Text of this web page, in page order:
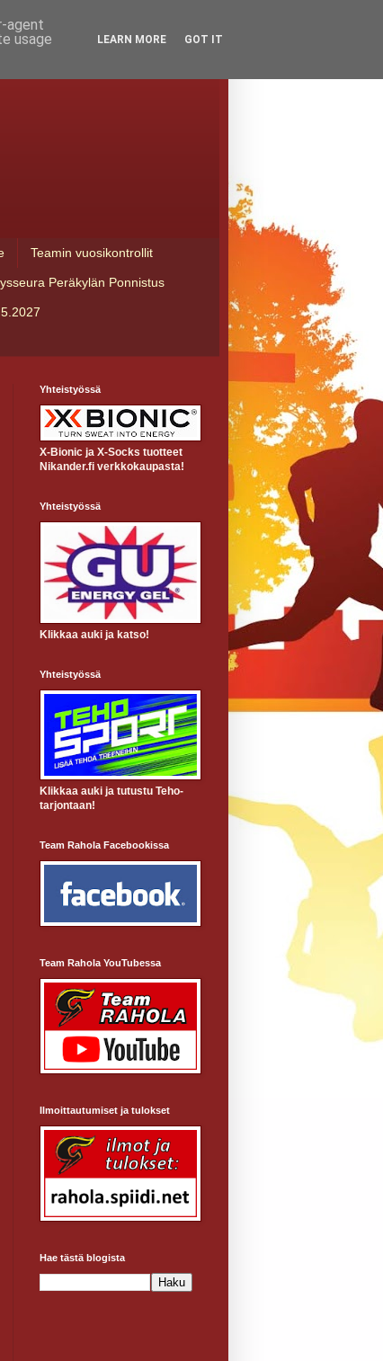
Teamin vuosikontrollit
Peräkylän Ponnistus
Yhteistyössä
X-Bionic ja X-Socks tuotteet
Nikander.fi verkkokaupasta!
Yhteistyössä
Klikkaa auki ja katso!
Yhteistyössä
Klikkaa auki ja tutustu Teho-
tarjontaan!
Team Rahola Facebookissa
Team Rahola YouTubessa
Ilmoittautumiset ja tulokset
Hae tästä blogista
agent
usage
LEARN MORE GOT IT